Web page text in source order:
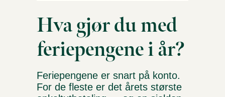
Hva gjør du med
feriepengene i år?
Feriepengene er snart på konto.
For de fleste er det årets største